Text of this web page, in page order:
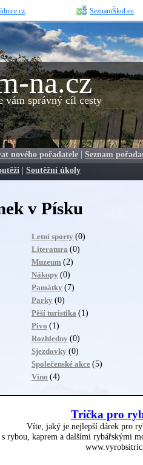
SeznamŠkol.eu
na.cz
vám správný cíl cesty
nového pořadatele | Seznam
| Soutěžní úkoly
v Písku
Letní sporty (0)
Literatura (0)
Muzeum (2)
Nákupy (0)
Památky (7)
Parky (0)
Pěší turistika (1)
Pivo (1)
Rozhledny (0)
Sjezdovky (0)
Společenské akce (5)
Víno (4)
Trička pro
Víte, jaký je nejlepší dárek pro
rybou, kaprem a dalšími rybářskými